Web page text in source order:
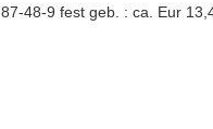
48-9 fest geb. : ca. Eur